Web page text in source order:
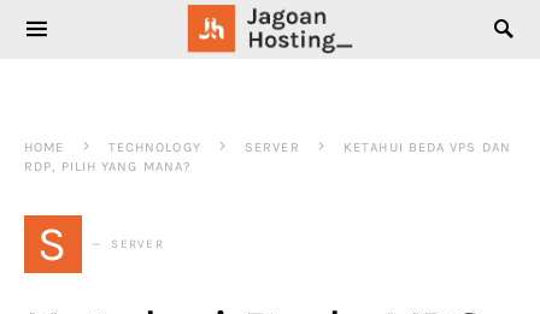
SEARCH FOR:
HOME TECHNOLOGY SERVER
KETAHUI BEDA VPS DAN
RDP, PILIH YANG MANA?
S SERVER